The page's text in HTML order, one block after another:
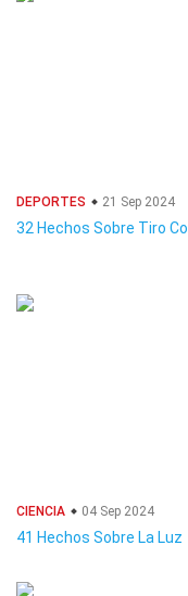
DEPORTES 21 Sep 2024
32 Hechos Sobre Tiro
CIENCIA 04 Sep 2024
41 Hechos Sobre La Luz